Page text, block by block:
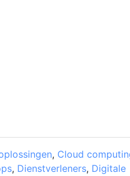
, Cloud
, Dienstverleners, Digitale